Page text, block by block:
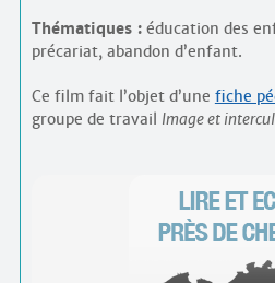
Thématiques :éducation des
précariat, abandon d’enfant.
Ce film fait l’objet d’une fiche
groupe de travail Image et